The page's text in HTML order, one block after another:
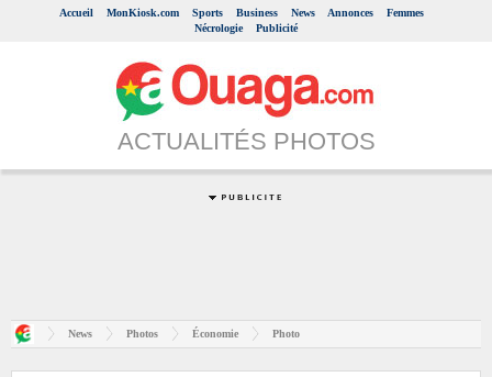
Accueil MonKiosk.com Sports Business News Annonces
Femmes
Nécrologie
Publicité
ACTUALITÉS PHOTOS
News Photos Économie Photo